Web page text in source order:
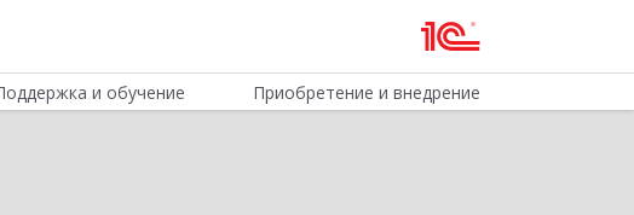
и обучение Приобретение и внедрение